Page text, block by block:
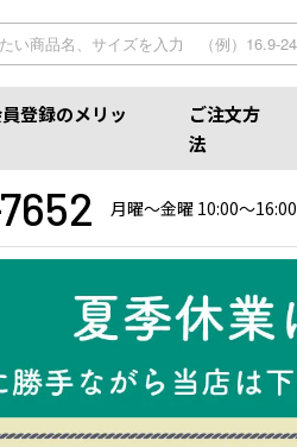
登録のメリッ
ご注文方
法
月曜〜金曜 10:00〜16:00